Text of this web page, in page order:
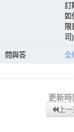
訂
如
司)
問與答 全
更新
上